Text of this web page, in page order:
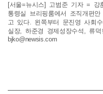
[서울=뉴시스] 고범준 기자 =
통령실 브리핑룸에서 조직개편
고 있다. 왼쪽부터 문진영 사회
실장, 하준경 경제성장수석, 류덕
bjko@newsis.com